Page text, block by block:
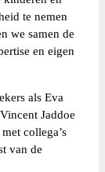
te nemen
we samen de
en eigen
als Eva
Jaddoe
collega’s
van de